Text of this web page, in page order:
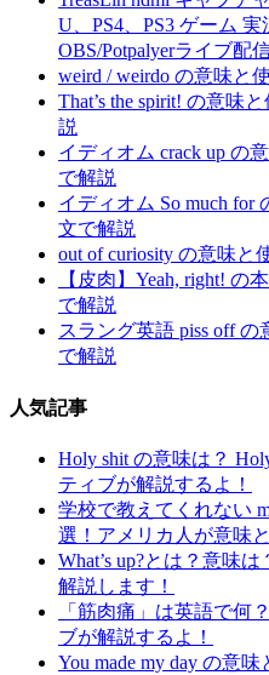
U、PS4、PS3 ゲーム 実
OBS/Potpalyerライブ配
weird / weirdo の意味と
That’s the spirit! の意味
説
イディオム crack up の
で解説
イディオム So much for
文で解説
out of curiosity の意味
【皮肉】Yeah, right! の
で解説
スラング英語 piss off
で解説
人気記事
Holy shit の意味は？
ティブが解説するよ！
学校で教えてくれない
選！アメリカ人が意味
What’s up?とは？意味
解説します！
「筋肉痛」は英語で何
ブが解説するよ！
You made my day の意